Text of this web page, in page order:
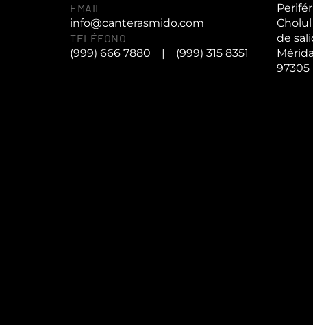
EMAIL
info@canterasmido.com
TELÉFONO
(999) 666 7880
| (999) 315 8351
de
97305